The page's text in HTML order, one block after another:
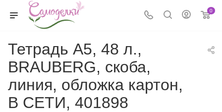
0
Тетрадь А5, 48 л.,
BRAUBERG, скоба,
линия, обложка картон,
В СЕТИ, 401898